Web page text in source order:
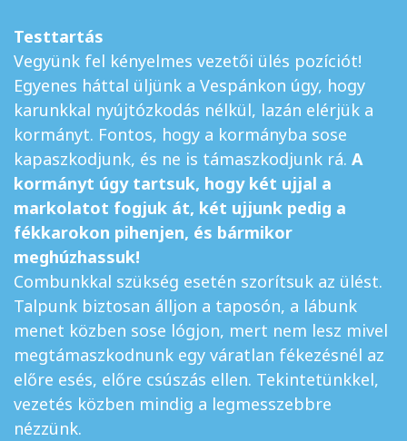
Testtartás
Vegyünk fel kényelmes vezetői ülés pozíciót!
Egyenes háttal üljünk a Vespánkon úgy, hogy
karunkkal nyújtózkodás nélkül, lazán elérjük a
kormányt. Fontos, hogy a kormányba sose
kapaszkodjunk, és ne is támaszkodjunk rá. A
kormányt úgy tartsuk, hogy két ujjal a
markolatot fogjuk át, két ujjunk pedig a
fékkarokon pihenjen, és bármikor
meghúzhassuk!
Combunkkal szükség esetén szorítsuk az ülést.
Talpunk biztosan álljon a taposón, a lábunk
menet közben sose lógjon, mert nem lesz mivel
megtámaszkodnunk egy váratlan fékezésnél az
előre esés, előre csúszás ellen. Tekintetünkkel,
vezetés közben mindig a legmesszebbre
nézzünk.